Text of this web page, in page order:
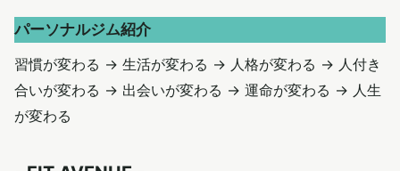
パーソナルジム紹介
習慣が変わる → 生活が変わる → 人格が変わる → 人付き
合いが変わる → 出会いが変わる → 運命が変わる → 人生
が変わる